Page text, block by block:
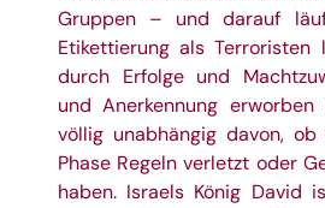
Gruppen – und darauf
Etikettierung als
durch Erfolge und
und Anerkennung
völlig unabhängig davon,
Phase Regeln verletzt oder
haben. Israels König David